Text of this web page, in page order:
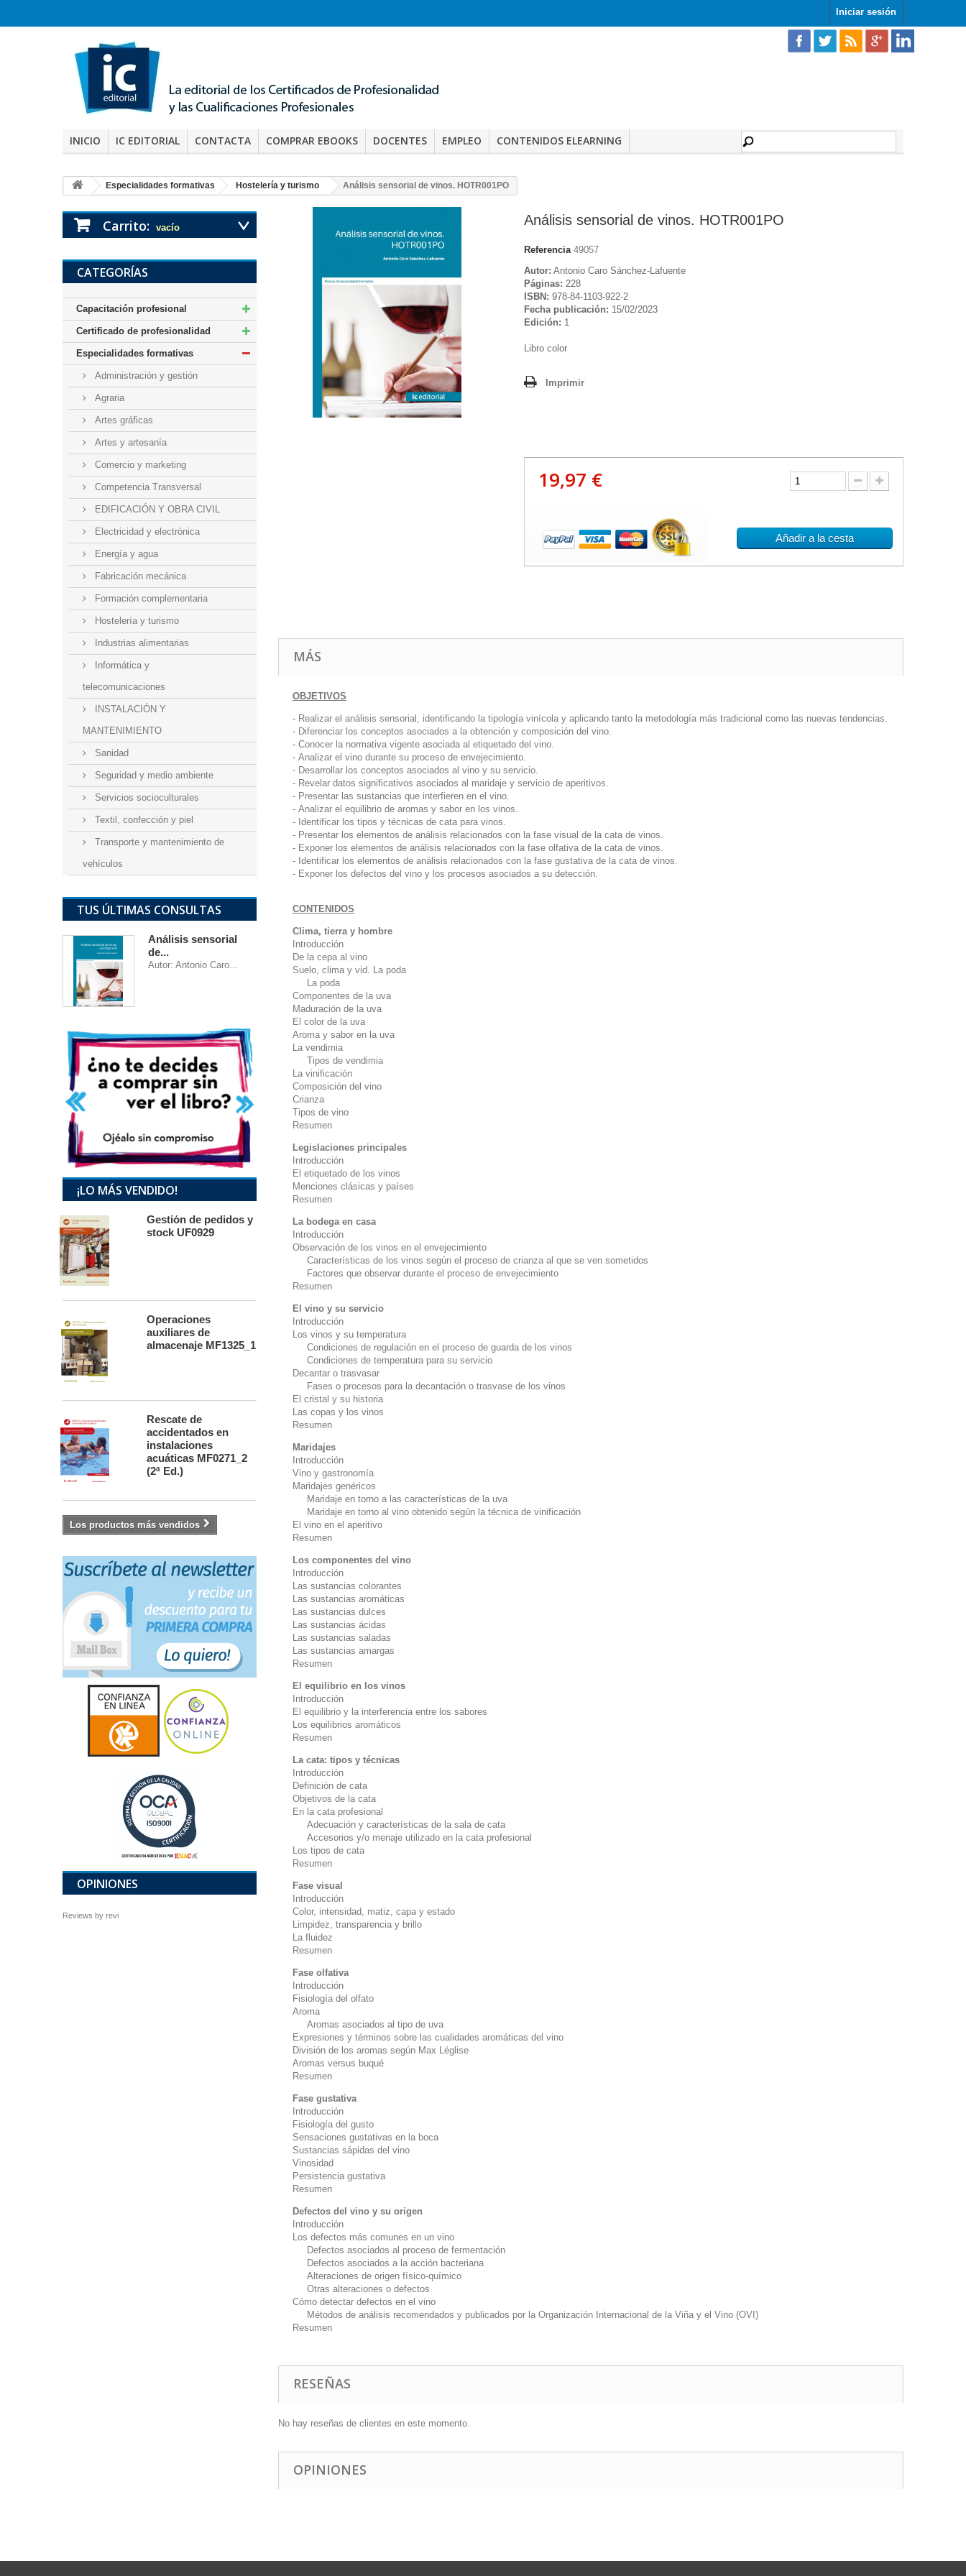
Iniciar sesión
INICIO IC EDITORIAL CONTACTA COMPRAR EBOOKS DOCENTES EMPLEO CONTENIDOS ELEARNING
Especialidades formativas Hostelería y turismo Análisis sensorial de vinos. HOTR001PO
Carrito: vacío
CATEGORÍAS
Capacitación profesional
Certificado de profesionalidad
Especialidades formativas
Administración y gestión
Agraria
Artes gráficas
Artes y artesanía
Comercio y marketing
Competencia Transversal
EDIFICACIÓN Y OBRA CIVIL
Electricidad y electrónica
Energía y agua
Fabricación mecánica
Formación complementaria
Hostelería y turismo
Industrias alimentarias
Informática y
telecomunicaciones
INSTALACIÓN Y
MANTENIMIENTO
Sanidad
Seguridad y medio ambiente
Servicios socioculturales
Textil, confección y piel
Transporte y mantenimiento de
vehículos
TUS ÚLTIMAS CONSULTAS
Análisis sensorial
de...
Autor: Antonio Caro...
¡LO MÁS VENDIDO!
Gestión de pedidos y
stock UF0929
Operaciones
auxiliares de
almacenaje MF1325_1
Rescate de
accidentados en
instalaciones
acuáticas MF0271_2
(2ª Ed.)
Los productos más vendidos
OPINIONES
Reviews by revi
Análisis sensorial de vinos. HOTR001PO
Referencia 49057
Autor: Antonio Caro Sánchez-Lafuente
Páginas: 228
ISBN: 978-84-1103-922-2
Fecha publicación: 15/02/2023
Edición: 1
Libro color
Imprimir
19,97 €
Añadir a la cesta
MÁS
OBJETIVOS
- Realizar el análisis sensorial, identificando la tipología vinícola y aplicando tanto la metodología más tradicional como las nuevas tendencias.
- Diferenciar los conceptos asociados a la obtención y composición del vino.
- Conocer la normativa vigente asociada al etiquetado del vino.
- Analizar el vino durante su proceso de envejecimiento.
- Desarrollar los conceptos asociados al vino y su servicio.
- Revelar datos significativos asociados al maridaje y servicio de aperitivos.
- Presentar las sustancias que interfieren en el vino.
- Analizar el equilibrio de aromas y sabor en los vinos.
- Identificar los tipos y técnicas de cata para vinos.
- Presentar los elementos de análisis relacionados con la fase visual de la cata de vinos.
- Exponer los elementos de análisis relacionados con la fase olfativa de la cata de vinos.
- Identificar los elementos de análisis relacionados con la fase gustativa de la cata de vinos.
- Exponer los defectos del vino y los procesos asociados a su detección.
CONTENIDOS
Clima, tierra y hombre
Introducción
De la cepa al vino
Suelo, clima y vid. La poda
La poda
Componentes de la uva
Maduración de la uva
El color de la uva
Aroma y sabor en la uva
La vendimia
Tipos de vendimia
La vinificación
Composición del vino
Crianza
Tipos de vino
Resumen
Legislaciones principales
Introducción
El etiquetado de los vinos
Menciones clásicas y países
Resumen
La bodega en casa
Introducción
Observación de los vinos en el envejecimiento
Características de los vinos según el proceso de crianza al que se ven sometidos
Factores que observar durante el proceso de envejecimiento
Resumen
El vino y su servicio
Introducción
Los vinos y su temperatura
Condiciones de regulación en el proceso de guarda de los vinos
Condiciones de temperatura para su servicio
Decantar o trasvasar
Fases o procesos para la decantación o trasvase de los vinos
El cristal y su historia
Las copas y los vinos
Resumen
Maridajes
Introducción
Vino y gastronomía
Maridajes genéricos
Maridaje en torno a las características de la uva
Maridaje en torno al vino obtenido según la técnica de vinificación
El vino en el aperitivo
Resumen
Los componentes del vino
Introducción
Las sustancias colorantes
Las sustancias aromáticas
Las sustancias dulces
Las sustancias ácidas
Las sustancias saladas
Las sustancias amargas
Resumen
El equilibrio en los vinos
Introducción
El equilibrio y la interferencia entre los sabores
Los equilibrios aromáticos
Resumen
La cata: tipos y técnicas
Introducción
Definición de cata
Objetivos de la cata
En la cata profesional
Adecuación y características de la sala de cata
Accesorios y/o menaje utilizado en la cata profesional
Los tipos de cata
Resumen
Fase visual
Introducción
Color, intensidad, matiz, capa y estado
Limpidez, transparencia y brillo
La fluidez
Resumen
Fase olfativa
Introducción
Fisiología del olfato
Aroma
Aromas asociados al tipo de uva
Expresiones y términos sobre las cualidades aromáticas del vino
División de los aromas según Max Léglise
Aromas versus buqué
Resumen
Fase gustativa
Introducción
Fisiología del gusto
Sensaciones gustativas en la boca
Sustancias sápidas del vino
Vinosidad
Persistencia gustativa
Resumen
Defectos del vino y su origen
Introducción
Los defectos más comunes en un vino
Defectos asociados al proceso de fermentación
Defectos asociados a la acción bacteriana
Alteraciones de origen físico-químico
Otras alteraciones o defectos
Cómo detectar defectos en el vino
Métodos de análisis recomendados y publicados por la Organización Internacional de la Viña y el Vino (OVI)
Resumen
RESEÑAS
No hay reseñas de clientes en este momento.
OPINIONES